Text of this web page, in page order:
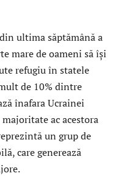
ultima săptămână a
mare de oameni să își
refugiu în statele
de 10% dintre
înafara Ucrainei
ac acestora
un grup de
care generează